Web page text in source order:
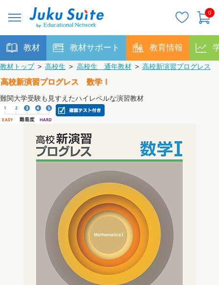
0
教材 教材サポート 教育情報
教材トップ > 高校生 > 高校生 通年教材 > 高校新演習プログレス
高校新演習プログレス 数学Ⅰ
難関大学受験も見すえたハイレベルな演習教材